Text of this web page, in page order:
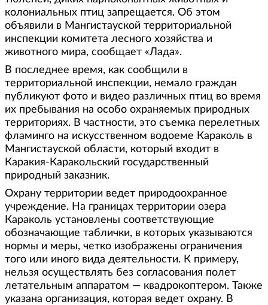
колониальных птиц запрещается. Об этом
объявили в Мангистауской территориальной
инспекции комитета лесного хозяйства и
животного мира, сообщает «Лада».
В последнее время, как сообщили в
территориальной инспекции, немало граждан
публикуют фото и видео различных птиц во время
их пребывания на особо охраняемых природных
территориях. В частности, это съемка перелетных
фламинго на искусственном водоеме Караколь в
Мангистауской области, который входит в
Каракия-Каракольский государственный
природный заказник.
Охрану территории ведет природоохранное
учреждение. На границах территории озера
Караколь установлены соответствующие
обозначающие таблички, в которых указываются
нормы и меры, четко изображены ограничения
того или иного вида деятельности. К примеру,
нельзя осуществлять без согласования полет
летательным аппаратом — квадрокоптером. Также
указана организация, которая ведет охрану. В